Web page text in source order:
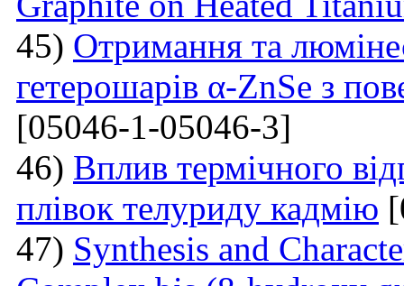
45) Отримання та
гетерошарів α-ZnSe з
[05046-1-05046-3]
46) Вплив термічного
плівок телуриду кадмію
47) Synthesis and